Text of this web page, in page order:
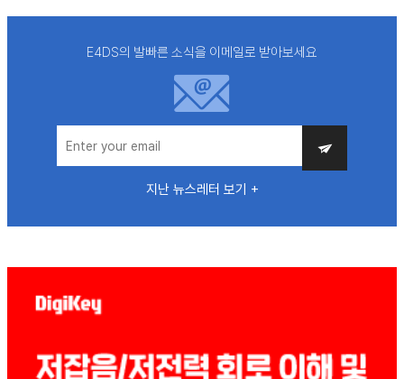
E4DS의 발빠른 소식을 이메일로 받아보세요
지난 뉴스레터 보기 +